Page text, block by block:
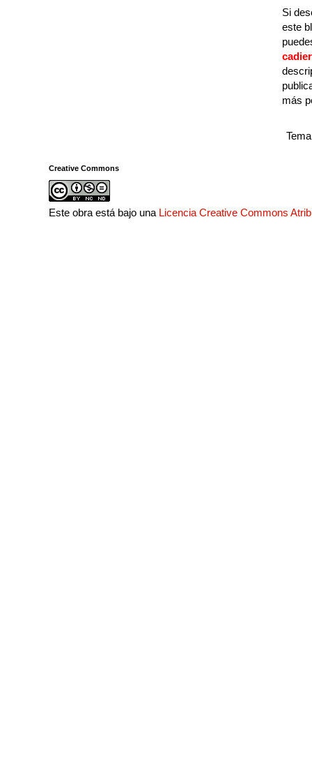
Si
este
más
Creative Commons
Este obra está bajo una Licencia Creative Commons